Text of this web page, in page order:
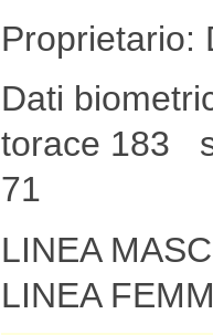
Proprietario:
Dati
torace 183
71
LINEA
LINEA